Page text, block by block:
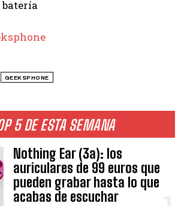
5 DE ESTA SEMANA
Nothing Ear (3a): los
auriculares de 99 euros que
pueden grabar hasta lo que
acabas de escuchar
batería
GEEKSPHONE